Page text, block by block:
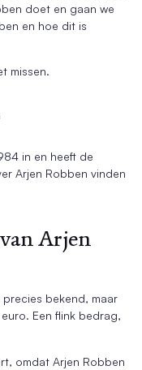
doet en gaan we
en hoe dit is
missen.
in en heeft de
Arjen Robben vinden
Arjen
bekend, maar
Een flink bedrag,
omdat Arjen Robben